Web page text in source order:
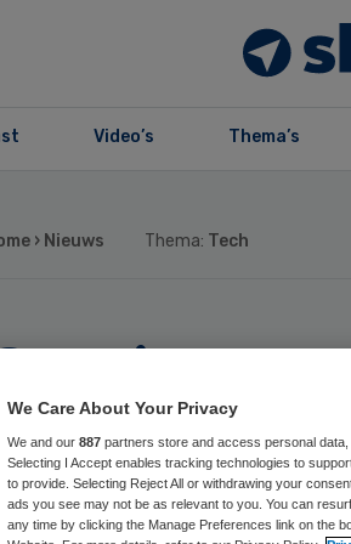
Video’s Thema’s
› Nieuws Thema: Tech
en
starten
We Care About Your Privacy
We and our 887 partners store and access personal
Selecting I Accept enables tracking technologies to
to provide. Selecting Reject All or withdrawing your
ads you see may not be as relevant to you. You can
any time by clicking the Manage Preferences link on the